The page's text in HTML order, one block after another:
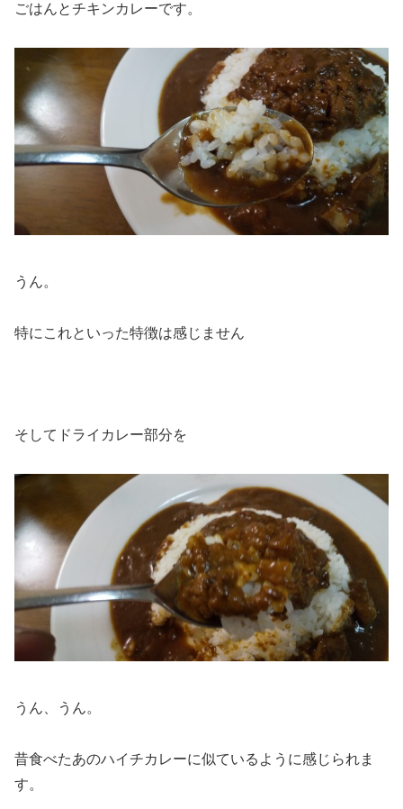
ごはんとチキンカレーです。
うん。
特にこれといった特徴は感じません
そしてドライカレー部分を
うん、うん。
昔食べたあのハイチカレーに似ているように感じられま
す。